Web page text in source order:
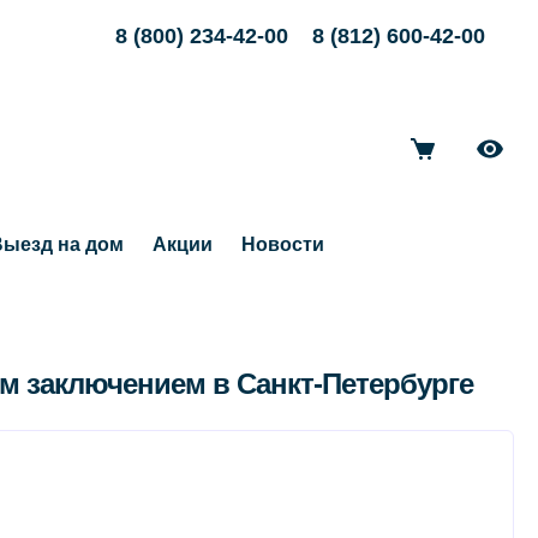
8 (800) 234-42-00 8 (812) 600-42-00
на дом Акции Новости
заключением в Санкт-Петербурге